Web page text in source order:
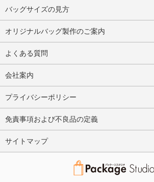
バッグサイズの見方
オリジナルバッグ製作のご案内
よくある質問
会社案内
プライバシーポリシー
免責事項および不良品の定義
サイトマップ